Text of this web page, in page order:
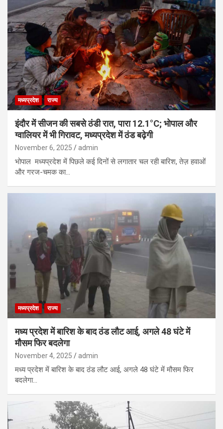
मध्यप्रदेश राज्य
इंदौर में सीजन की सबसे ठंडी रात, पारा 12.1°C; भोपाल और
ग्वालियर में भी गिरावट, मध्यप्रदेश में ठंड बढ़ेगी
November 6, 2025 admin
भोपाल मध्यप्रदेश में पिछले कई दिनों से लगातार चल रही बारिश, तेज़ हवाओं
और गरज-चमक का…
मध्यप्रदेश राज्य
मध्य प्रदेश में बारिश के बाद ठंड लौट आई, अगले 48 घंटे में
मौसम फिर बदलेगा
November 4, 2025 admin
मध्य प्रदेश में बारिश के बाद ठंड लौट आई, अगले 48 घंटे में मौसम फिर
बदलेगा…